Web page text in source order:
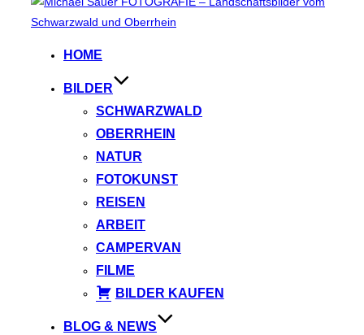
Inhalt
HOME
BILDER
SCHWARZWALD
OBERRHEIN
NATUR
FOTOKUNST
REISEN
ARBEIT
CAMPERVAN
FILME
BILDER KAUFEN
BLOG & NEWS